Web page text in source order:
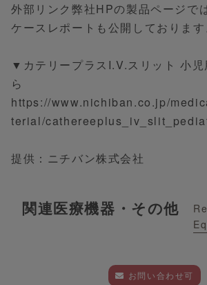
外部リンク弊社HPの製品ページで
ケースレポートも公開しております
▼カテリープラスI.V.スリット 小児
ら
https://www.nichiban.co.jp/
terial/
提供：ニチバン株式会社
関連医療機器・その他
お問い合わせ可